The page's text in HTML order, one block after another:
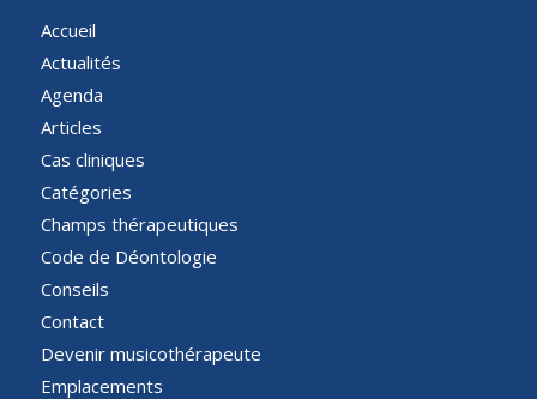
Accueil
Actualités
Agenda
Articles
Cas cliniques
Catégories
Champs thérapeutiques
Code de Déontologie
Conseils
Contact
Devenir musicothérapeute
Emplacements